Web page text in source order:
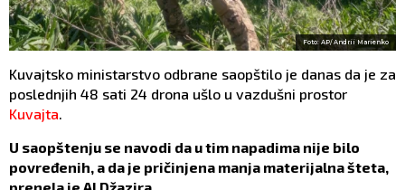
Foto: AP/ Andrii Marienko
Kuvajtsko ministarstvo odbrane saopštilo je danas da je za
poslednjih 48 sati 24 drona ušlo u vazdušni prostor
Kuvajta.
U saopštenju se navodi da u tim napadima nije bilo
povređenih, a da je pričinjena manja materijalna šteta,